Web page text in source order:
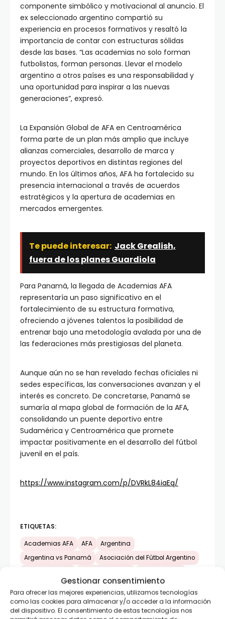
Gestionar consentimiento
Para ofrecer las mejores experiencias, utilizamos tecnologías
como las cookies para almacenar y/o acceder a la información
del dispositivo. El consentimiento de estas tecnologías nos
componente simbólico y motivacional al anuncio. El
ex seleccionado argentino compartió su
experiencia en procesos formativos y resaltó la
importancia de contar con estructuras sólidas
desde las bases. “Las academias no solo forman
futbolistas, forman personas. Llevar el modelo
argentino a otros países es una responsabilidad y
una oportunidad para inspirar a las nuevas
generaciones”, expresó.
La Expansión Global de AFA en Centroamérica
forma parte de un plan más amplio que incluye
alianzas comerciales, desarrollo de marca y
proyectos deportivos en distintas regiones del
mundo. En los últimos años, AFA ha fortalecido su
presencia internacional a través de acuerdos
estratégicos y la apertura de academias en
mercados emergentes.
Te puede interesar: Jack Grealish,
fuera de los planes Guardiola
Para Panamá, la llegada de Academias AFA
representaría un paso significativo en el
fortalecimiento de su estructura formativa,
ofreciendo a jóvenes talentos la posibilidad de
entrenar bajo una metodología avalada por una de
las federaciones más prestigiosas del planeta.
Aunque aún no se han revelado fechas oficiales ni
sedes específicas, las conversaciones avanzan y el
interés es concreto. De concretarse, Panamá se
sumaría al mapa global de formación de la AFA,
consolidando un puente deportivo entre
Sudamérica y Centroamérica que promete
impactar positivamente en el desarrollo del fútbol
juvenil en el país.
https://www.instagram.com/p/DVRkL84iaEq/
ETIQUETAS:
Academias AFA AFA
Argentina
Argentina vs Panamá
Asociación del Fútbol Argentino
Javier Zanneti
Leandro Petersen
Leyendas AFA
Leyendas Argentina
Leyendas de Panamá
Maxi Rodriguez
Panamá vs Argentina